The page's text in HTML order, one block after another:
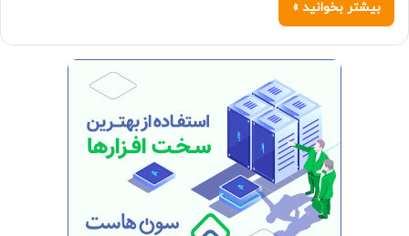
بیشتر بخوانید »